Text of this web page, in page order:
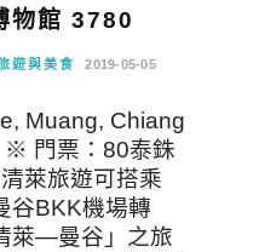
物館 3780
遊與美食 2019-05-05
Muang, Chiang
※ 門票：80泰銖
萊旅遊可搭乘
谷BKK機場轉
萊—曼谷」之旅